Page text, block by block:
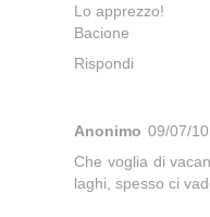
Lo apprezzo!
Bacione
Rispondi
Anonimo 09/07/
Che voglia di
laghi, spesso ci